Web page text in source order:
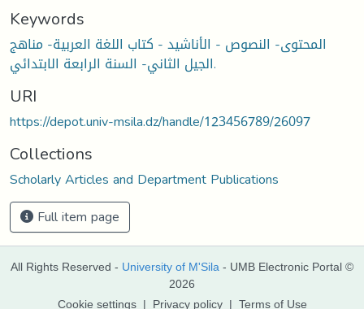
Keywords
المحتوى- النصوص - الأناشيد - كتاب اللغة العربية- مناهج
الجيل الثاني- السنة الرابعة الابتدائي.
URI
https://depot.univ-msila.dz/handle/123456789/26097
Collections
Scholarly Articles and Department Publications
Full item page
All Rights Reserved - University of M'Sila - UMB Electronic Portal ©
2026
Cookie settings | Privacy policy | Terms of Use